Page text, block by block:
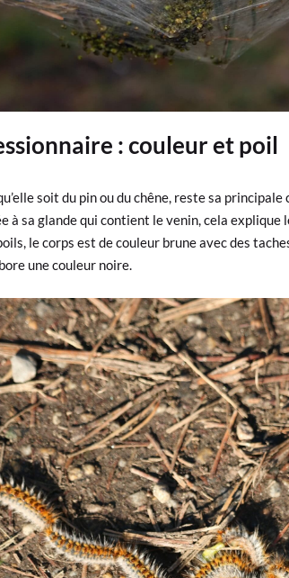
: couleur et poil
soit du pin ou du chêne, reste sa
à sa glande qui contient le venin, cela explique
le corps est de couleur brune avec des
une couleur noire.